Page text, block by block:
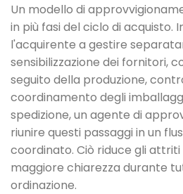
Un modello di
in più fasi del ciclo di acquisto.
l'acquirente a gestire
sensibilizzazione dei fornitori,
seguito della produzione,
coordinamento degli
spedizione, un agente di
riunire questi passaggi in un
coordinato. Ciò riduce gli
maggiore chiarezza durante
ordinazione.